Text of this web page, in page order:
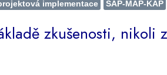
implementace ŠAP-MAP-KAP
zkušenosti,